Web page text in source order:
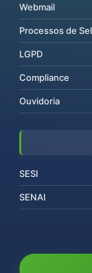
Webmail
Processos de
LGPD
Compliance
Ouvidoria
SESI
SENAI